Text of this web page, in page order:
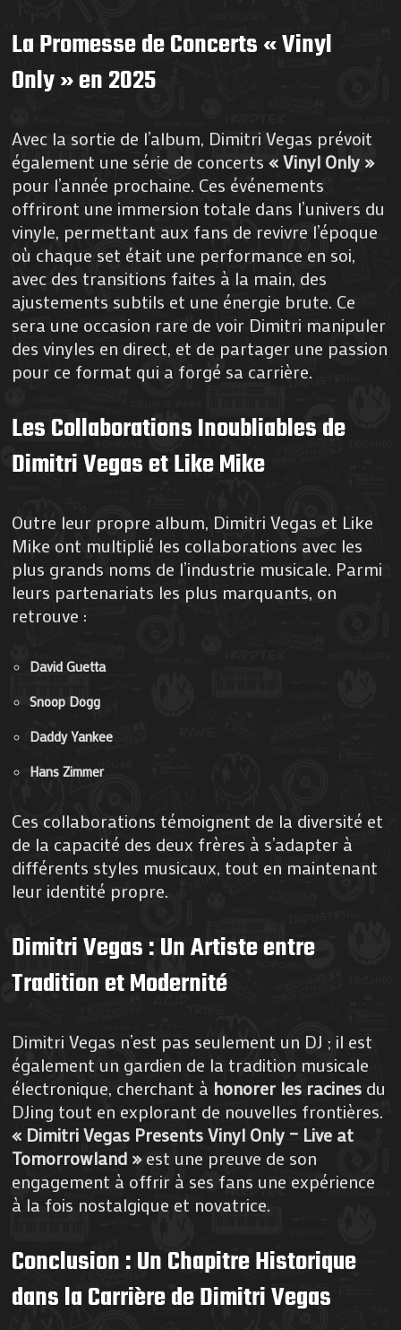
La Promesse de Concerts « Vinyl
Only » en 2025
Avec la sortie de l’album, Dimitri Vegas prévoit
également une série de concerts« Vinyl Only »
pour l’année prochaine. Ces événements
offriront une immersion totale dans l’univers du
vinyle, permettant aux fans de revivre l’époque
où chaque set était une performance en soi,
avec des transitions faites à la main, des
ajustements subtils et une énergie brute. Ce
sera une occasion rare de voir Dimitri manipuler
des vinyles en direct, et de partager une passion
pour ce format qui a forgé sa carrière.
Les Collaborations Inoubliables de
Dimitri Vegas et Like Mike
Outre leur propre album, Dimitri Vegas et Like
Mike ont multiplié les collaborations avec les
plus grands noms de l’industrie musicale. Parmi
leurs partenariats les plus marquants, on
retrouve :
David Guetta
Snoop Dogg
Daddy Yankee
Hans Zimmer
Ces collaborations témoignent de la diversité et
de la capacité des deux frères à s’adapter à
différents styles musicaux, tout en maintenant
leur identité propre.
Dimitri Vegas : Un Artiste entre
Tradition et Modernité
Dimitri Vegas n’est pas seulement un DJ ; il est
également un gardien de la tradition musicale
électronique, cherchant à honorer les racines du
DJing tout en explorant de nouvelles frontières.
« Dimitri Vegas Presents Vinyl Only – Live at
Tomorrowland »est une preuve de son
engagement à offrir à ses fans une expérience
à la fois nostalgique et novatrice.
Conclusion : Un Chapitre Historique
dans la Carrière de Dimitri Vegas